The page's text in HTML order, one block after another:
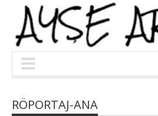
RÖPORTAJ-ANA